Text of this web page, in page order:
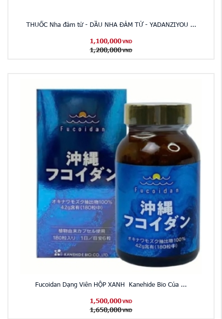
THUỐC Nha đảm tử - DẦU NHA ĐẢM TỬ - YADANZIYOU ...
1,100,000 VND
1,200,000 VND
Fucoidan Dạng Viên HỘP XANH Kanehide Bio Của ...
1,500,000 VND
1,650,000 VND